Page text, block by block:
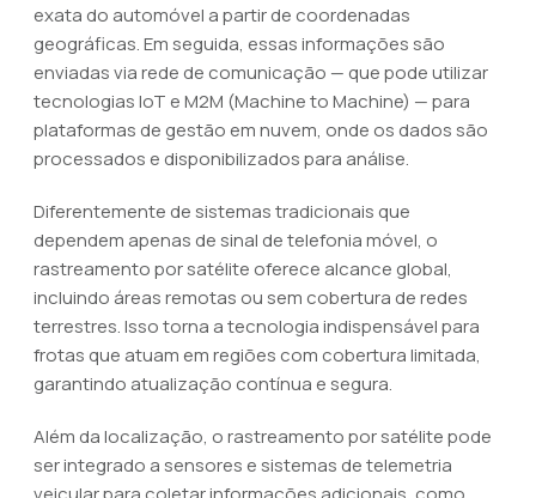
exata do automóvel a partir de coordenadas
geográficas. Em seguida, essas informações são
enviadas via rede de comunicação — que pode utilizar
tecnologias IoT e M2M (Machine to Machine) — para
plataformas de gestão em nuvem, onde os dados são
processados e disponibilizados para análise.
Diferentemente de sistemas tradicionais que
dependem apenas de sinal de telefonia móvel, o
rastreamento por satélite oferece alcance global,
incluindo áreas remotas ou sem cobertura de redes
terrestres. Isso torna a tecnologia indispensável para
frotas que atuam em regiões com cobertura limitada,
garantindo atualização contínua e segura.
Além da localização, o rastreamento por satélite pode
ser integrado a sensores e sistemas de telemetria